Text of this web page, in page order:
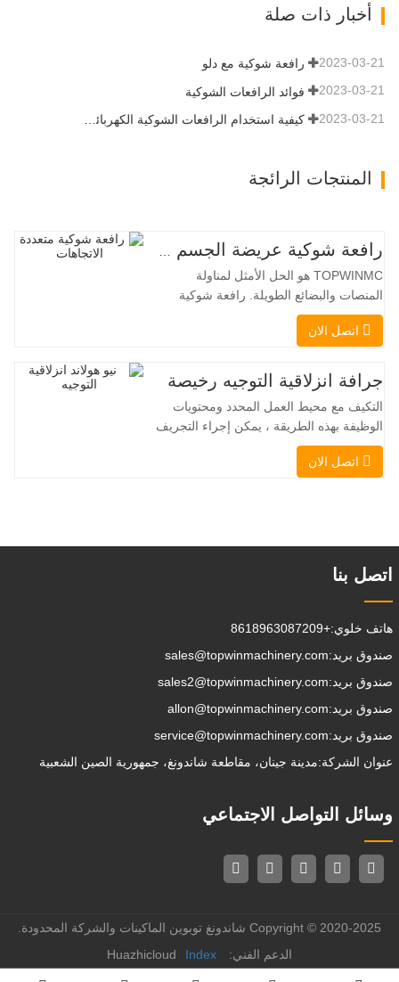
مجموعة متنوعة من الملحقات التي تتطلب
أخبار ذات صلة
رافعة شوكية مع دلو 2023-03-21
فوائد الرافعات الشوكية 2023-03-21
2023-03-21
المنتجات الرائجة
TOPWINMC هو الحل الأمثل لمناولة
المنصات والبضائع الطويلة. رافعة شوكية
ثنائية الاستخدام، تجمع بين مزايا الرافعة
الشوكية والرافعة الجانبية. محركها الكهربائي
بزاوية 360 درجة، يُمكّنان من تغيير الاتجاه
بسلاسة دون انقطاع في تدفق الحمولة، مما
يجعل TOPWINMC
اتصل الان
جرافة انزلاقية التوجيه رخيصة
التكيف مع محيط العمل المحدد ومحتويات
الوظيفة بهذه الطريقة ، يمكن إجراء التجريف
، التراص ، الرفع ، الحفر ، الحفر ، السحق ،
الإمساك ، الدفع ، تخفيف التربة ، الخنادق
التي تختار القيام بها.يمكن
اتصل الان
اتصل بنا
هاتف خلوي:+8618963087209
صندوق بريد:sales@topwinmachinery.com
صندوق بريد:sales2@topwinmachinery.com
صندوق بريد:allon@topwinmachinery.com
صندوق بريد:service@topwinmachinery.com
عنوان الشركة:مدينة جينان، مقاطعة شاندونغ، جمهورية الصين الشعبية
وسائل التواصل الاجتماعي
Copyright © 2020-2025 شاندونغ توبوين الماكينات والشركة المحدودة.
الدعم الفني: Huazhicloud
Index